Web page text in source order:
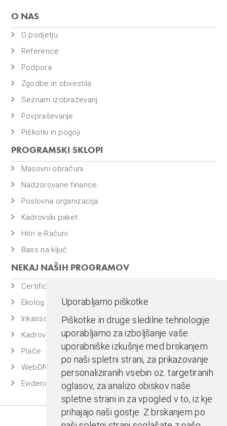
Uporabljamo piškotke
Piškotke in druge sledilne tehnologije
uporabljamo za izboljšanje vaše
uporabniške izkušnje med brskanjem
po naši spletni strani, za prikazovanje
personaliziranih vsebin oz. targetiranih
oglasov, za analizo obiskov naše
spletne strani in za vpogled v to, iz kje
prihajajo naši gostje. Z brskanjem po
O NAS
O podjetju
Reference
Podpora
Zgodbe in obvestila
Seznam izobraževanj
Povpraševanje
Piškotki in pogoji
PROGRAMSKI SKLOPI
Masovni obračuni
Nadzorovane finance
Poslovna organizacija
Kadrovski paket
Hitri e-Računi
Bass na ključ
NEKAJ NAŠIH PROGRAMOV
Certificiran BASSDMS
Ekolog
Inkasso
Kadrovska evidenca
Plače
WebDN
Evidenca časa